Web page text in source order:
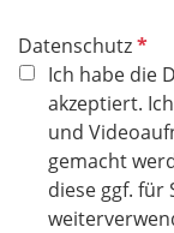
DatenschutzP
f
l
i
c
h
t
Ich habe die
akzeptiert.
und
gemacht
diese ggf. für